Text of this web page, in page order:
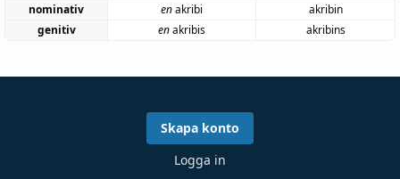
nominativ
enakribi
akribin
genitiv
enakribis akribins
Skapa konto
Logga in